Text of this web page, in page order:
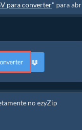
para converter" para
no ezyZip